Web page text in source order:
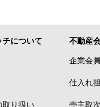
チについて
り扱い
不動産
企業会
仕入れ
売主取